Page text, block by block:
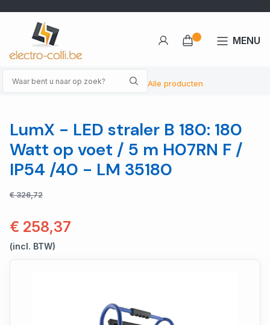
Alle producten
MENU
LumX - LED straler B 180: 180
Watt op voet / 5 m H07RN F /
IP54 /40 - LM 35180
€ 326,72
€ 258,37
(incl. BTW)